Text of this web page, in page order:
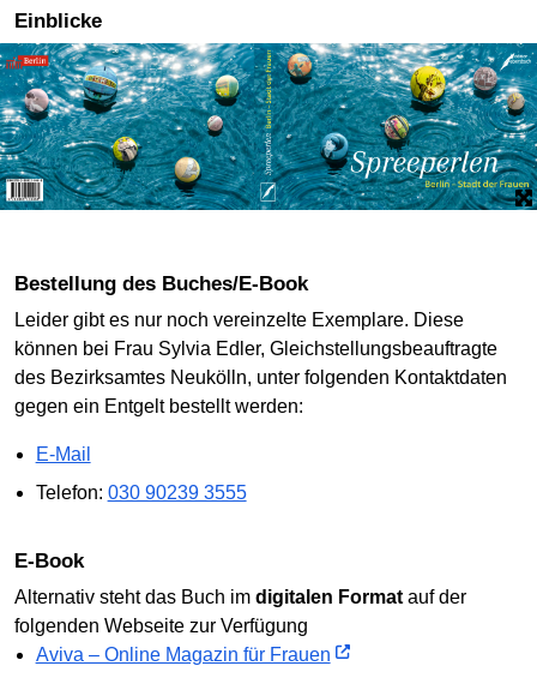
Einblicke
Bestellung des Buches/E-Book
Leider gibt es nur noch vereinzelte Exemplare. Diese
können bei Frau Sylvia Edler, Gleichstellungsbeauftragte
des Bezirksamtes Neukölln, unter folgenden Kontaktdaten
gegen ein Entgelt bestellt werden:
E-Mail
Telefon: 030 90239 3555
E-Book
Alternativ steht das Buch im digitalen Format auf der
folgenden Webseite zur Verfügung
Aviva – Online Magazin für Frauen